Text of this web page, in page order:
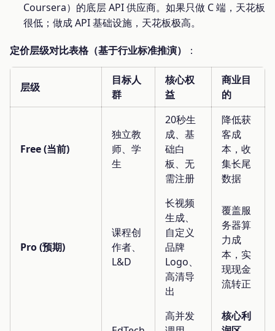
Coursera）的底层 API 供应商。如果只做 C 端，天花板
很低；做成 API 基础设施，天花板极高。
定价层级对比表格（基于行业标准推演） ：
层级
目标人
群
核心权
益
商业目
的
Free (当前)
独立教
师、学
生
20秒生
成、基
础白
板、无
需注册
降低获
客成
本，收
集长尾
数据
Pro (预期)
课程创
作者、
L&D
长视频
生成、
自定义
品牌
Logo、
高清导
出
覆盖服
务器算
力成
本，实
现现金
流转正
高并发
核心利